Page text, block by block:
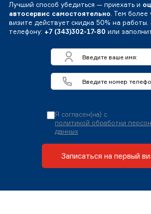
Лучший способ убедиться — приехать и
автосервис самостоятельно. Тем более
визите действует скидка 50% на
телефону: +7 (343)302-17-80 или
Я согласен(на) с
политикой обработки
данных
Записаться на первый